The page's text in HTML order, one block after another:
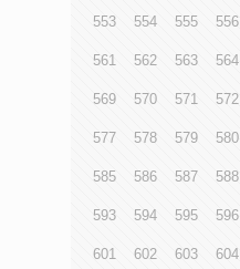
553 554 555 556
561 562 563 564
569 570 571 572
577 578 579 580
585 586 587 588
593 594 595 596
601 602 603 604